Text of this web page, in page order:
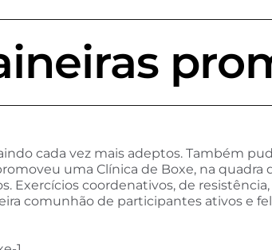
cada vez mais adeptos. Também
uma Clínica de Boxe, na
Exercícios coordenativos, de
comunhão de participantes ativos e